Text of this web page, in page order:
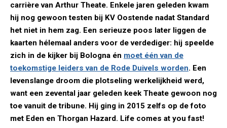
carrière van Arthur Theate. Enkele jaren geleden kwam
hij nog gewoon testen bij KV Oostende nadat Standard
het niet in hem zag. Een serieuze poos later liggen de
kaarten hélemaal anders voor de verdediger: hij speelde
zich in de kijker bij Bologna én moet één van de
toekomstige leiders van de Rode Duivels worden. Een
levenslange droom die plotseling werkelijkheid werd,
want een zevental jaar geleden keek Theate gewoon nog
toe vanuit de tribune. Hij ging in 2015 zelfs op de foto
met Eden en Thorgan Hazard. Life comes at you fast!